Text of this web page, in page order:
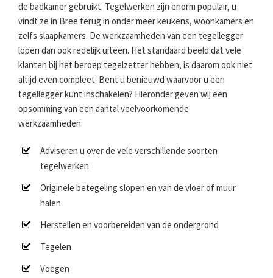
de badkamer gebruikt. Tegelwerken zijn enorm populair, u
vindt ze in Bree terug in onder meer keukens, woonkamers en
zelfs slaapkamers. De werkzaamheden van een tegellegger
lopen dan ook redelijk uiteen. Het standaard beeld dat vele
klanten bij het beroep tegelzetter hebben, is daarom ook niet
altijd even compleet. Bent u benieuwd waarvoor u een
tegellegger kunt inschakelen? Hieronder geven wij een
opsomming van een aantal veelvoorkomende
werkzaamheden:
Adviseren u over de vele verschillende soorten
tegelwerken
Originele betegeling slopen en van de vloer of muur
halen
Herstellen en voorbereiden van de ondergrond
Tegelen
Voegen